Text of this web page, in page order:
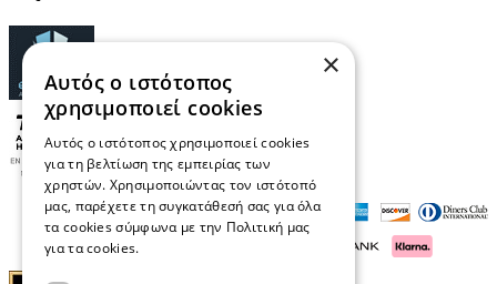
×
Αυτός ο ιστότοπος
χρησιμοποιεί cookies
Αυτός ο ιστότοπος χρησιμοποιεί cookies
για τη βελτίωση της εμπειρίας των
χρηστών. Χρησιμοποιώντας τον ιστότοπό
μας, παρέχετε τη συγκατάθεσή σας για όλα
τα cookies σύμφωνα με την Πολιτική μας
για τα cookies.